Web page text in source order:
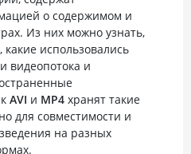
о содержимом и
Из них можно узнать,
какие использовались
видеопотока и
AVI и MP4хранят такие
для совместимости и
на разных